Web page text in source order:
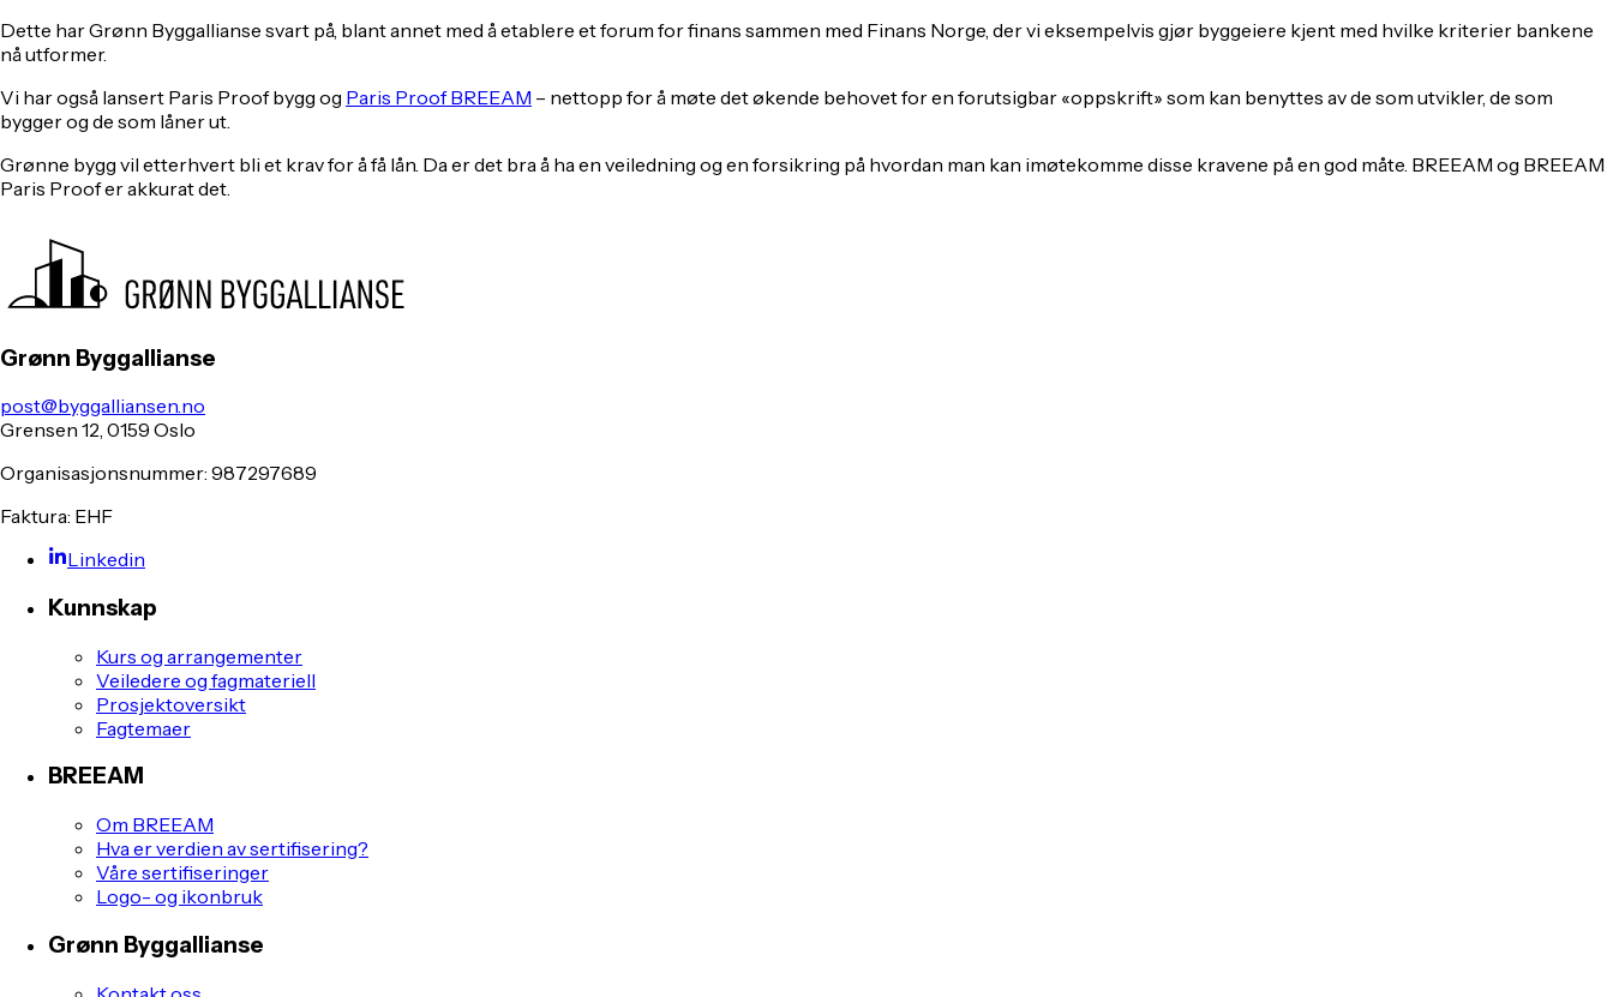
Dette har Grønn Byggallianse svart på, blant annet med å etablere et forum for finans sammen med Finans Norge, der vi eksempelvis gjør byggeiere kjent med hvilke kriterier bankene
nå utformer.
Vi har også lansert Paris Proof bygg og Paris Proof BREEAM – nettopp for å møte det økende behovet for en forutsigbar «oppskrift» som kan benyttes av de som utvikler, de som
bygger og de som låner ut.
Grønne bygg vil etterhvert bli et krav for å få lån. Da er det bra å ha en veiledning og en forsikring på hvordan man kan imøtekomme disse kravene på en god måte. BREEAM og BREEAM
Paris Proof er akkurat det.
Grønn Byggallianse
post@byggalliansen.no
Grensen 12, 0159 Oslo
Organisasjonsnummer: 987297689
Faktura: EHF
Linkedin
Kunnskap
Kurs og arrangementer
Veiledere og fagmateriell
Prosjektoversikt
Fagtemaer
BREEAM
Om BREEAM
Hva er verdien av sertifisering?
Våre sertifiseringer
Logo- og ikonbruk
Grønn Byggallianse